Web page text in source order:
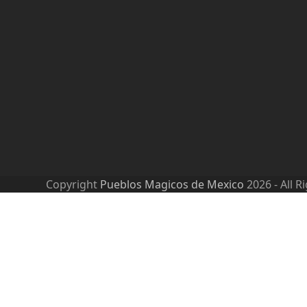
Copyright Pueblos Magicos de Mexico 2026 - All